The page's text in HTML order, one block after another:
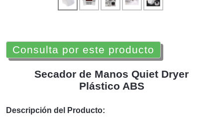
Consulta por este producto
Secador de Manos Quiet Dryer
Plástico ABS
Descripción del Producto: